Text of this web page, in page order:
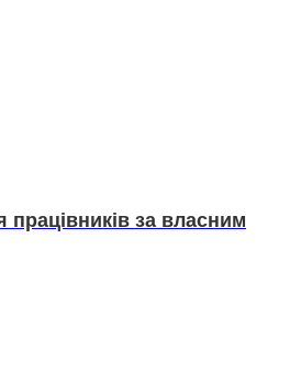
працівників за власним